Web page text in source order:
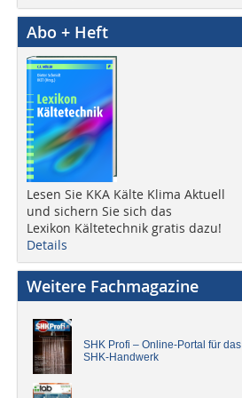
Abo + Heft
Lesen Sie KKA Kälte Klima Aktuell
und sichern Sie sich das
Lexikon Kältetechnik gratis dazu!
Details
Weitere Fachmagazine
SHK Profi – Online-Portal für das
SHK-Handwerk